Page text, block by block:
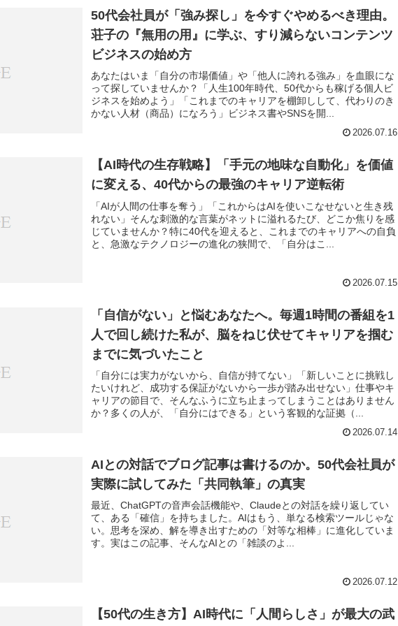
50代会社員が「強み探し」を今すぐやめるべき理由。
荘子の『無用の用』に学ぶ、すり減らないコンテンツ
ビジネスの始め方
あなたはいま「自分の市場価値」や「他人に誇れる強み」を血眼にな
って探していませんか？「人生100年時代、50代からも稼げる個人ビ
ジネスを始めよう」「これまでのキャリアを棚卸しして、代わりのき
かない人材（商品）になろう」ビジネス書やSNSを開...
2026.07.16
【AI時代の生存戦略】「手元の地味な自動化」を価値
に変える、40代からの最強のキャリア逆転術
「AIが人間の仕事を奪う」「これからはAIを使いこなせないと生き残
れない」そんな刺激的な言葉がネットに溢れるたび、どこか焦りを感
じていませんか？特に40代を迎えると、これまでのキャリアへの自負
と、急激なテクノロジーの進化の狭間で、「自分はこ...
2026.07.15
「自信がない」と悩むあなたへ。毎週1時間の番組を1
人で回し続けた私が、脳をねじ伏せてキャリアを掴む
までに気づいたこと
「自分には実力がないから、自信が持てない」「新しいことに挑戦し
たいけれど、成功する保証がないから一歩が踏み出せない」仕事やキ
ャリアの節目で、そんなふうに立ち止まってしまうことはありません
か？多くの人が、「自分にはできる」という客観的な証拠（...
2026.07.14
AIとの対話でブログ記事は書けるのか。50代会社員が
実際に試してみた「共同執筆」の真実
最近、ChatGPTの音声会話機能や、Claudeとの対話を繰り返してい
て、ある「確信」を持ちました。AIはもう、単なる検索ツールじゃな
い。思考を深め、解を導き出すための「対等な相棒」に進化していま
す。実はこの記事、そんなAIとの「雑談のよ...
2026.07.12
【50代の生き方】AI時代に「人間らしさ」が最大の武